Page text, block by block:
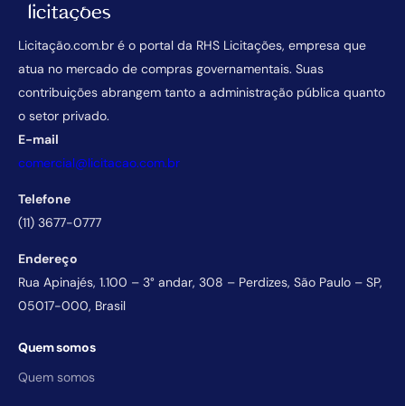
Licitação.com.br é o portal da RHS Licitações, empresa que
atua no mercado de compras governamentais. Suas
contribuições abrangem tanto a administração pública quanto
o setor privado.
E-mail
comercial@licitacao.com.br
Telefone
(11) 3677-0777
Endereço
Rua Apinajés, 1.100 – 3° andar, 308 – Perdizes, São Paulo – SP,
05017-000, Brasil
Quem somos
Quem somos